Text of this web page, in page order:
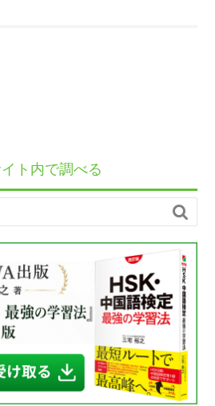
ト内で調べる
